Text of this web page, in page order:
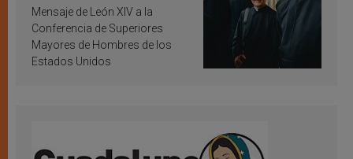
inspiración y santificación
Mensaje de León XIV a la
Conferencia de Superiores
Mayores de Hombres de los
Estados Unidos